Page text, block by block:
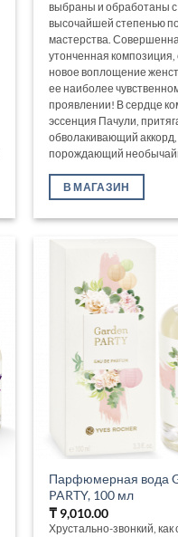
выбраны и обработаны с
высочайшей степенью
мастерства.
утонченная
новое воплощение
ее наиболее
проявлении! В сердце
эссенция Пачули,
обволакивающий аккорд,
порождающий
В МАГАЗИН
Парфюмерная вода
PARTY, 100 мл
₸9,010.00
Хрустально-звонкий, как